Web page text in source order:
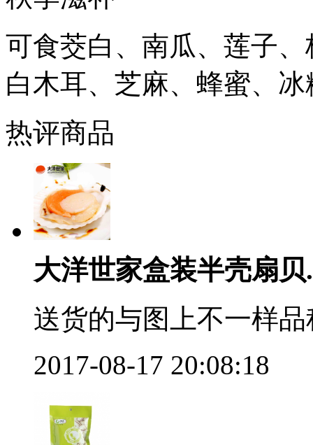
可食茭白、南瓜、莲子
白木耳、芝麻、蜂蜜、
热评商品
大洋世家盒装半壳扇贝
送货的与图上不一样
2017-08-17 20:08:18